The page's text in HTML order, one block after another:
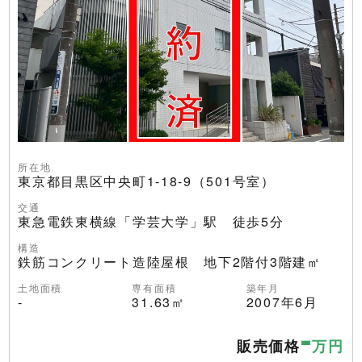
所在地
東京都目黒区中央町1-18-9（501号室）
交通
東急電鉄東横線「学芸大学」駅 徒歩5分
構造
鉄筋コンクリート造陸屋根 地下2階付3階建㎡
土地面積
-
専有面積
31.63㎡
築年月
2007年6月
販売価格-万円